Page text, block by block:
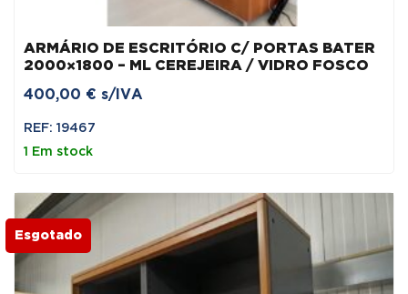
ARMÁRIO DE ESCRITÓRIO C/ PORTAS BATER
2000×1800 – ML CEREJEIRA / VIDRO FOSCO
400,00 € s/IVA
REF: 19467
1 Em stock
Esgotado